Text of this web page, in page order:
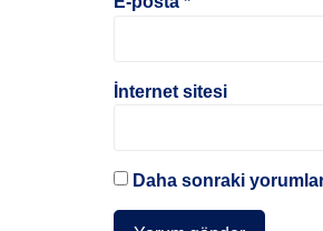
İnternet sitesi
Daha sonraki